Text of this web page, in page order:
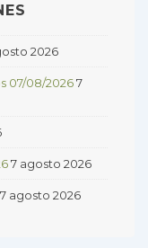
2026
07/08/20267
7 agosto 2026
7 agosto 2026